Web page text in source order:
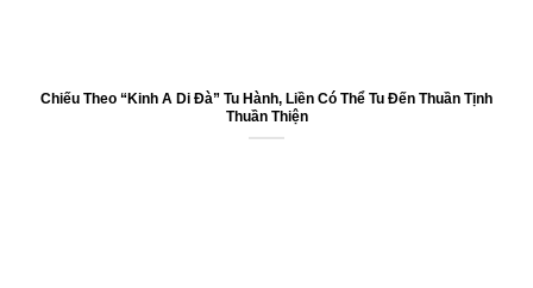
Chiếu Theo “Kinh A Di Đà” Tu Hành, Liền Có Thể Tu Đến Thuần Tịnh
Thuần Thiện